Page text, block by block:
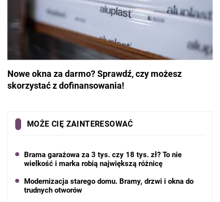
Nowe okna za darmo? Sprawdź, czy możesz
skorzystać z dofinansowania!
MOŻE CIĘ ZAINTERESOWAĆ
Brama garażowa za 3 tys. czy 18 tys. zł? To nie
wielkość i marka robią największą różnicę
Modernizacja starego domu. Bramy, drzwi i okna do
trudnych otworów